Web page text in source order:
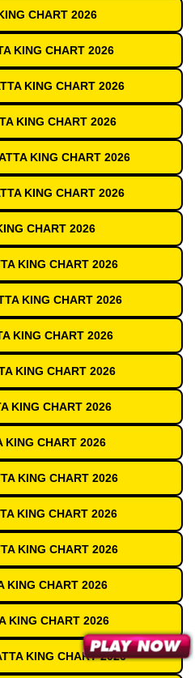
CHART 2026
KING CHART 2026
KING CHART 2026
KING CHART 2026
KING CHART 2026
KING CHART 2026
CHART 2026
KING CHART 2026
KING CHART 2026
KING CHART 2026
KING CHART 2026
KING CHART 2026
KING CHART 2026
KING CHART 2026
KING CHART 2026
KING CHART 2026
KING CHART 2026
KING CHART 2026
KING CHART 2026